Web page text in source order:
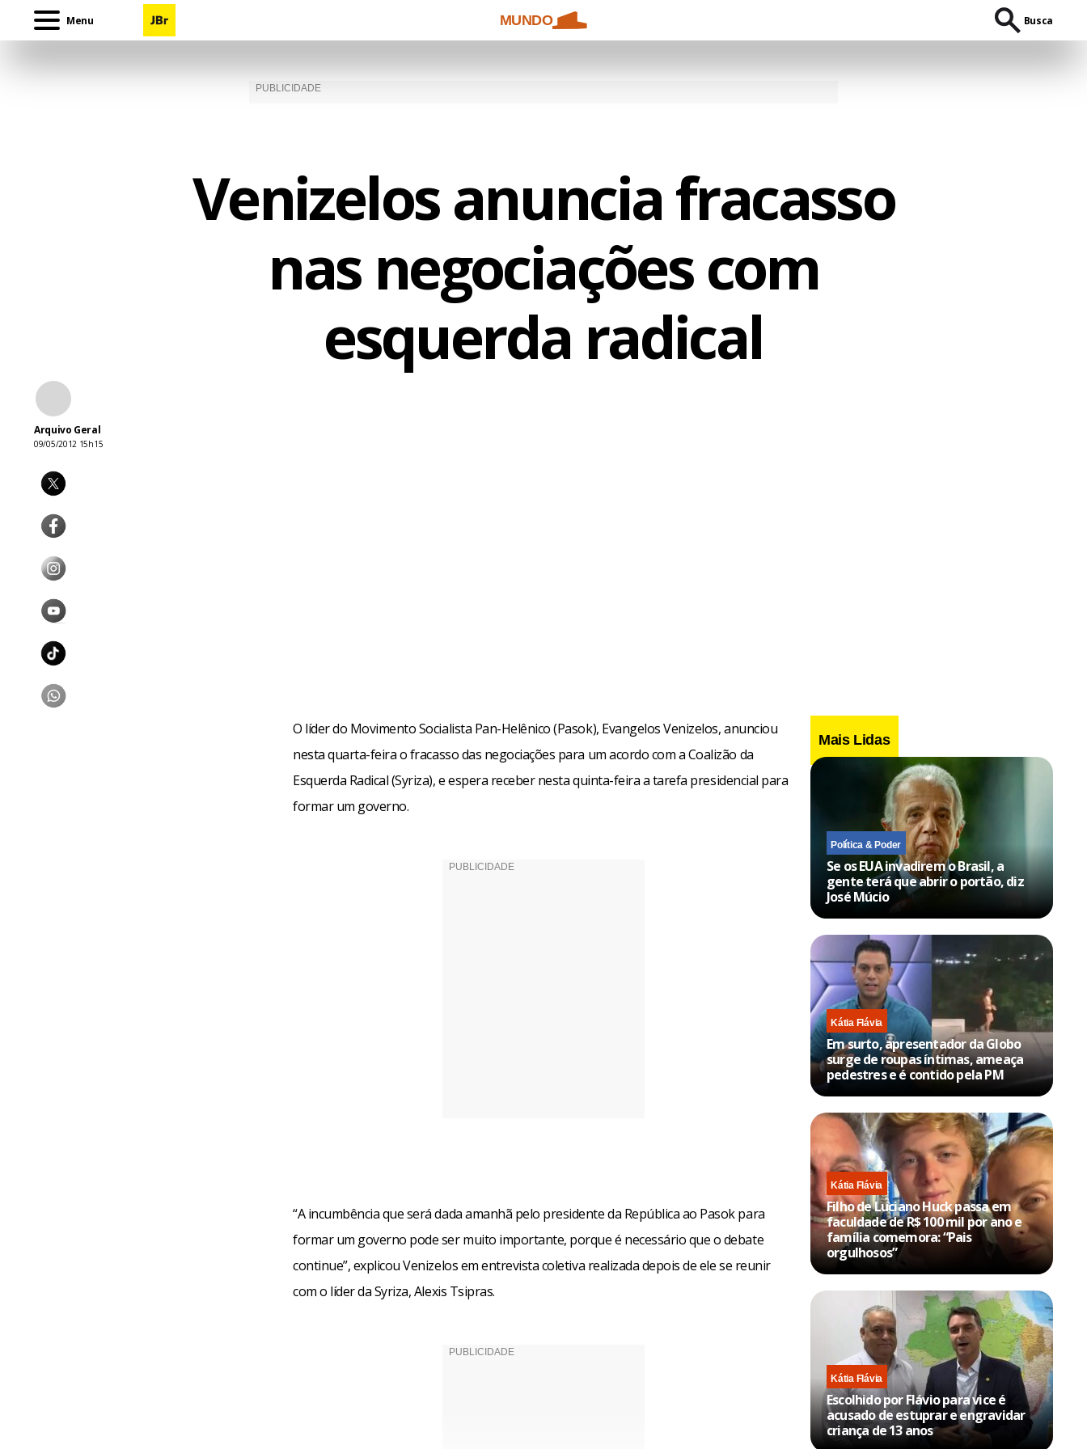
Menu MUNDO Busca
Venizelos anuncia fracasso
nas negociações com
esquerda radical
Arquivo Geral
09/05/2012 15h15
O líder do Movimento Socialista Pan-Helênico (Pasok), Evangelos Venizelos, anunciou
nesta quarta-feira o fracasso das negociações para um acordo com a Coalizão da
Esquerda Radical (Syriza), e espera receber nesta quinta-feira a tarefa presidencial para
formar um governo.
“A incumbência que será dada amanhã pelo presidente da República ao Pasok para
formar um governo pode ser muito importante, porque é necessário que o debate
continue”, explicou Venizelos em entrevista coletiva realizada depois de ele se reunir
com o líder da Syriza, Alexis Tsipras.
Mais Lidas
Política & Poder
Se os EUA invadirem o Brasil, a
gente terá que abrir o portão, diz
José Múcio
Kátia Flávia
Em surto, apresentador da Globo
surge de roupas íntimas, ameaça
pedestres e é contido pela PM
Kátia Flávia
Filho de Luciano Huck passa em
faculdade de R$ 100 mil por ano e
família comemora: “Pais
orgulhosos”
Kátia Flávia
Escolhido por Flávio para vice é
acusado de estuprar e engravidar
criança de 13 anos